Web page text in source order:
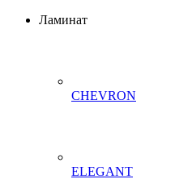
Ламинат
CHEVRON
ELEGANT